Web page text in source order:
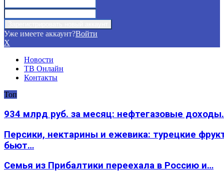
Уже имеете аккаунт?Войти
X
Новости
ТВ Онлайн
Контакты
Топ
934 млрд руб. за месяц: нефтегазовые
Персики, нектарины и ежевика: турецкие
бьют…
Семья из Прибалтики переехала в Россию и…